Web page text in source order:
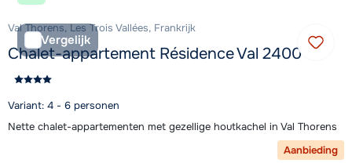
Vergelijk
Val Thorens, Les Trois Vallées, Frankrijk
Chalet-appartement Résidence Val 2400
Variant: 4 - 6 personen
Nette chalet-appartementen met gezellige houtkachel in Val Thorens
Aanbieding